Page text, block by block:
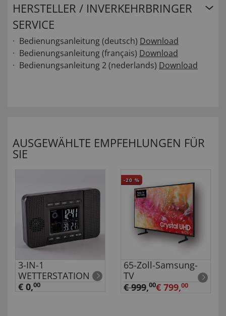
HERSTELLER / INVERKEHRBRINGER
SERVICE
Bedienungsanleitung (deutsch) Download
Bedienungsanleitung (français) Download
Bedienungsanleitung 2 (nederlands) Download
AUSGEWÄHLTE EMPFEHLUNGEN FÜR
SIE
3-IN-1
WETTERSTATION
€ 0,00
-20 %
65-Zoll-Samsung-
TV
€ 999,00€ 799,00